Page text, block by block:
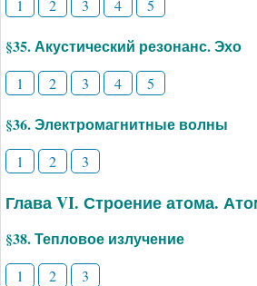
1 2 3 4 5
§35. Акустический резонанс. Эхо
1 2 3 4 5
§36. Электромагнитные волны
1 2 3
Глава VI. Строение атома.
§38. Тепловое излучение
1 2 3